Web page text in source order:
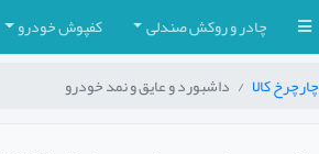
چادر و روکش صندلی کفپوش خودرو
چارچرخ کالا داشبورد و عایق و نمد خودرو